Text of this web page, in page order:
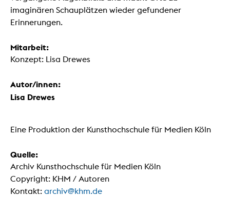
imaginären Schauplätzen wieder gefundener
Erinnerungen.
Mitarbeit:
Konzept: Lisa Drewes
Autor/innen:
Lisa Drewes
Eine Produktion der Kunsthochschule für Medien Köln
Quelle:
Archiv Kunsthochschule für Medien Köln
Copyright: KHM / Autoren
Kontakt: archiv@khm.de